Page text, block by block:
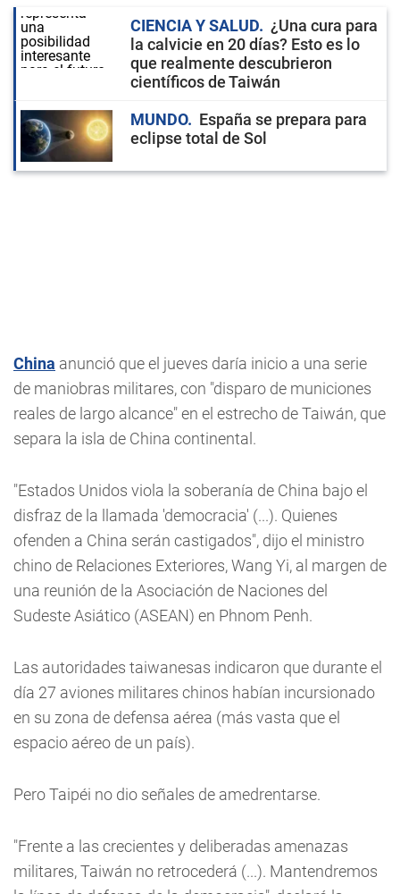
CIENCIA Y SALUD
¿Una cura para
la calvicie en 20 días? Esto es lo
que realmente descubrieron
científicos de Taiwán
MUNDO
España se prepara para
eclipse total de Sol
China anunció que el jueves daría inicio a una serie
de maniobras militares, con "disparo de municiones
reales de largo alcance" en el estrecho de Taiwán, que
separa la isla de China continental.
"Estados Unidos viola la soberanía de China bajo el
disfraz de la llamada 'democracia' (...). Quienes
ofenden a China serán castigados", dijo el ministro
chino de Relaciones Exteriores, Wang Yi, al margen de
una reunión de la Asociación de Naciones del
Sudeste Asiático (ASEAN) en Phnom Penh.
Las autoridades taiwanesas indicaron que durante el
día 27 aviones militares chinos habían incursionado
en su zona de defensa aérea (más vasta que el
espacio aéreo de un país).
Pero Taipéi no dio señales de amedrentarse.
"Frente a las crecientes y deliberadas amenazas
militares, Taiwán no retrocederá (...). Mantendremos